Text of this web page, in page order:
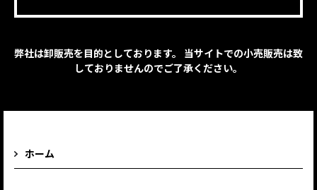
弊社は卸販売を目的としております。 当サイトでの小売販売は致
しておりませんのでご了承ください。
ホーム